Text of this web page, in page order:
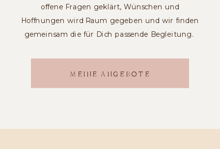
MEINE ANGEBOTE
offene Fragen geklärt, Wünschen und
Hoffnungen wird Raum gegeben und wir finden
gemeinsam die für Dich passende Begleitung.